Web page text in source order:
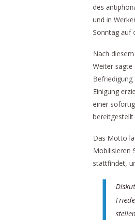
des
und in
Sonntag auf
Nach
Weiter sagte
Einigung
einer
bereitgestellt
Das Motto
Mobilisieren
stattfindet,